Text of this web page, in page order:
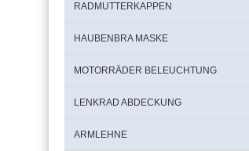
RADMUTTERKAPPEN
HAUBENBRA MASKE
MOTORRÄDER BELEUCHTUNG
LENKRAD ABDECKUNG
ARMLEHNE